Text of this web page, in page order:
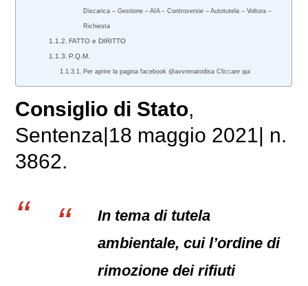
Discarica – Gestione – AIA – Controversie – Autotutela – Voltura –
Richiesta
FATTO e DIRITTO
P.Q.M.
Per aprire la pagina facebook @avvrenatodisa Cliccare qui
Consiglio di Stato,
Sentenza|18 maggio 2021| n.
3862.
In tema di tutela
ambientale, cui l’ordine di
rimozione dei rifiuti